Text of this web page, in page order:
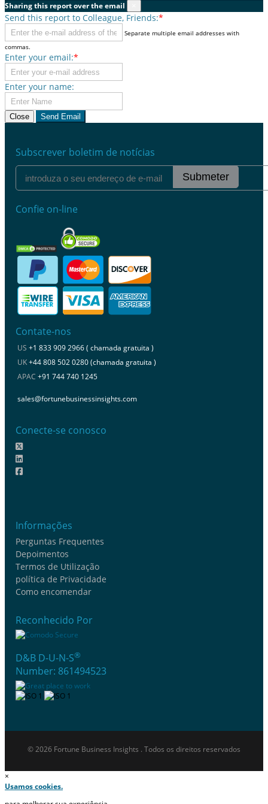
Sharing this report over the email
Send this report to Colleague, Friends:*
Separate multiple email addresses with
commas.
Enter your email:*
Enter your name:
Close Send Email
Subscrever boletim de notícias
Submeter
Confie on-line
Contate-nos
US +1 833 909 2966 ( chamada gratuita )
UK+44 808 502 0280 (chamada gratuita )
APAC +91 744 740 1245
sales@fortunebusinessinsights.com
Conecte-se conosco
Informações
Perguntas Frequentes
Depoimentos
Termos de Utilização
política de Privacidade
Como encomendar
Reconhecido Por
D&B D-U-N-S®
Number: 861494523
© 2026 Fortune Business Insights . Todos os direitos reservados
×
Usamos cookies.